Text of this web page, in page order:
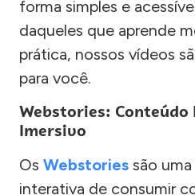
forma simples e
daqueles que aprende
prática, nossos vídeos
para você.
Webstories:
Imersivo
Os Webstories são
interativa de consumir